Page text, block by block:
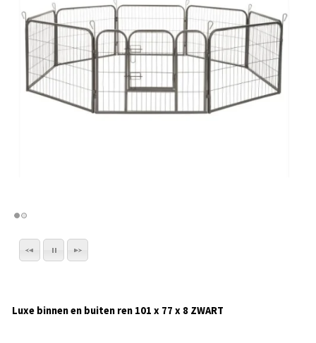
Luxe binnen en buiten ren 101 x 77 x 8 ZWART